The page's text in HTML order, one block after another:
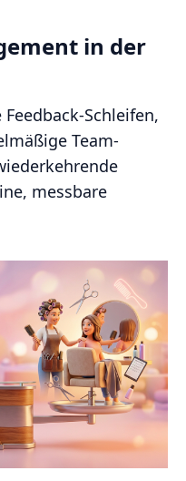
in der
Schleifen,
Team-
messbare